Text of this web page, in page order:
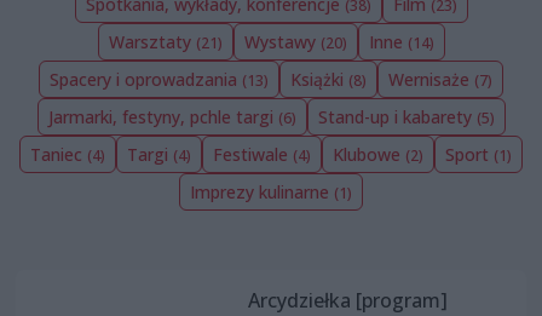
Spotkania, wykłady, konferencje (38) Film (23)
Warsztaty (21) Wystawy (20) Inne (14)
Spacery i oprowadzania (13) Książki (8) Wernisaże (7)
Jarmarki, festyny, pchle targi (6) Stand-up i kabarety (5)
Taniec (4) Targi (4) Festiwale (4) Klubowe (2) Sport (1)
Imprezy kulinarne (1)
Arcydziełka [program]